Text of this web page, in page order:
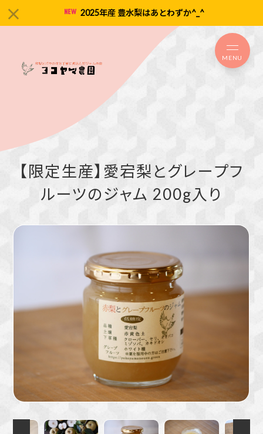
2025年産 豊水梨はあとわずか^_^
MENU
【限定生産】愛宕梨とグレープフ
ルーツのジャム 200g入り